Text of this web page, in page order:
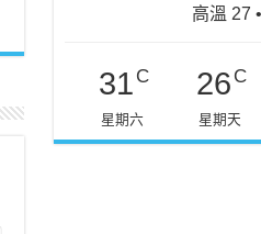
高溫 27
31 C
星期六
26 C
星期天